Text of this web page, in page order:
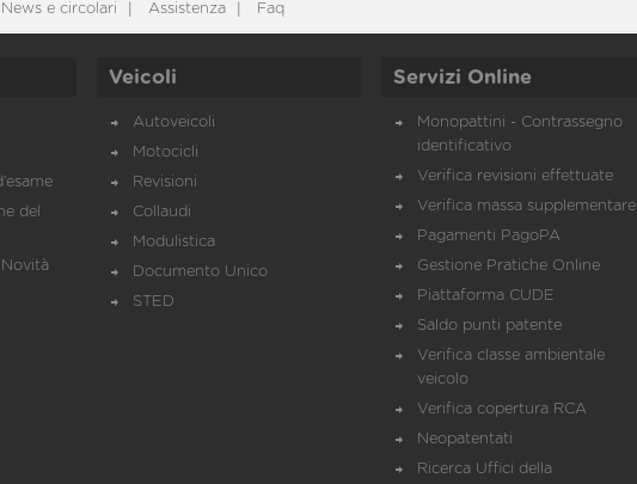
News e circolari Assistenza Faq
del
Veicoli
Autoveicoli
Motocicli
Revisioni
Collaudi
Modulistica
Documento Unico
STED
Servizi Online
Monopattini - Contrassegno
identificativo
Verifica revisioni effettuate
Verifica massa supplementare
Pagamenti PagoPA
Gestione Pratiche Online
Piattaforma CUDE
Saldo punti patente
Verifica classe ambientale
veicolo
Verifica copertura RCA
Neopatentati
Ricerca Uffici della